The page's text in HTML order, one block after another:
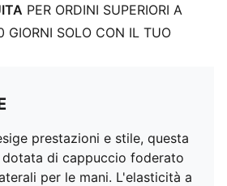
PER ORDINI SUPERIORI A
GIORNI SOLO CON IL TUO
prestazioni e stile, questa
di cappuccio foderato
per le mani. L'elasticità a